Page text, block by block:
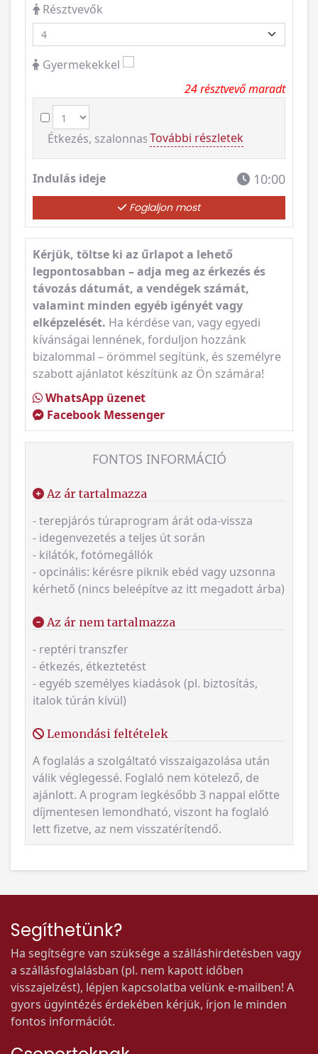
Résztvevők
Gyermekekkel
24résztvevő maradt
Étkezés, szalonnasütésTovábbi részletek
Indulás ideje 10:00
Foglaljon most
Kérjük, töltse ki az űrlapot a lehető
legpontosabban – adja meg az érkezés és
távozás dátumát, a vendégek számát,
valamint minden egyéb igényét vagy
elképzelését. Ha kérdése van, vagy egyedi
kívánságai lennének, forduljon hozzánk
bizalommal – örömmel segítünk, és személyre
szabott ajánlatot készítünk az Ön számára!
WhatsApp üzenet
Facebook Messenger
FONTOS INFORMÁCIÓ
Az ár tartalmazza
- terepjárós túraprogram árát oda-vissza
- idegenvezetés a teljes út során
- kilátók, fotómegállók
- opcinális: kérésre piknik ebéd vagy uzsonna
kérhető (nincs beleépítve az itt megadott árba)
Az ár nem tartalmazza
- reptéri transzfer
- étkezés, étkeztetést
- egyéb személyes kiadások (pl. biztosítás,
italok túrán kívül)
Lemondási feltételek
A foglalás a szolgáltató visszaigazolása után
válik véglegessé. Foglaló nem kötelező, de
ajánlott. A program legkésőbb 3 nappal előtte
díjmentesen lemondható, viszont ha foglaló
lett fizetve, az nem visszatérítendő.
Segíthetünk?
Ha segítségre van szüksége a szálláshirdetésben vagy
a szállásfoglalásban (pl. nem kapott időben
visszajelzést), lépjen kapcsolatba velünk e-mailben! A
gyors ügyintézés érdekében kérjük, írjon le minden
fontos információt.